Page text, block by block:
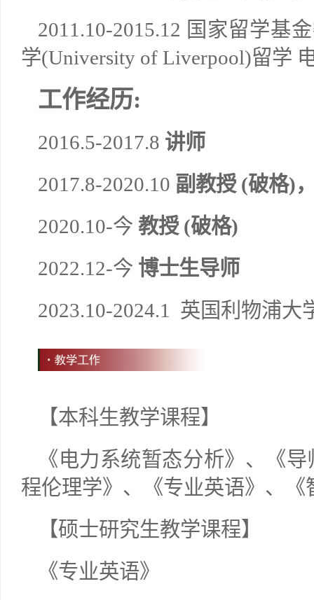
2011.10-2015.12 国家留学基
学(University of Liverpool)留学
工作经历:
2016.5-2017.8 讲师
2017.8-2020.10 副教授 (破格)
2020.10-今 教授 (破格)
2022.12-今 博士生导师
2023.10-2024.1 英国利物浦大
【本科生教学课程】
《电力系统暂态分析》、《
程伦理学》、《专业英语》、
【硕士研究生教学课程】
《专业英语》